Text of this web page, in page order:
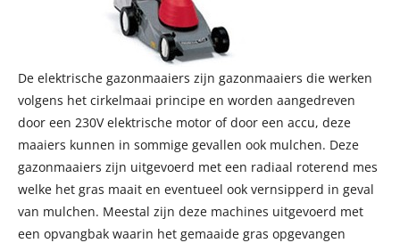
De elektrische gazonmaaiers zijn gazonmaaiers die werken
volgens het cirkelmaai principe en worden aangedreven
door een 230V elektrische motor of door een accu, deze
maaiers kunnen in sommige gevallen ook mulchen. Deze
gazonmaaiers zijn uitgevoerd met een radiaal roterend mes
welke het gras maait en eventueel ook vernsipperd in geval
van mulchen. Meestal zijn deze machines uitgevoerd met
een opvangbak waarin het gemaaide gras opgevangen